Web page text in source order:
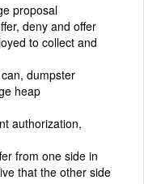
proposal
deny and offer
to collect and
dumpster
heap
authorization,
from one side in
that the other side